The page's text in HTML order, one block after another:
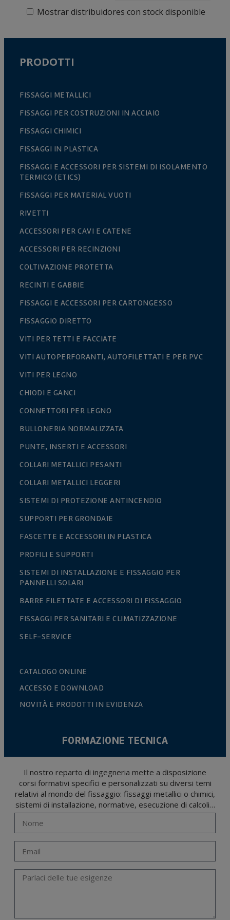
Mostrar distribuidores con stock disponible
PRODOTTI
FISSAGGI METALLICI
FISSAGGI PER COSTRUZIONI IN ACCIAIO
FISSAGGI CHIMICI
FISSAGGI IN PLASTICA
FISSAGGI E ACCESSORI PER SISTEMI DI ISOLAMENTO
TERMICO (ETICS)
FISSAGGI PER MATERIAL VUOTI
RIVETTI
ACCESSORI PER CAVI E CATENE
ACCESSORI PER RECINZIONI
COLTIVAZIONE PROTETTA
RECINTI E GABBIE
FISSAGGI E ACCESSORI PER CARTONGESSO
FISSAGGIO DIRETTO
VITI PER TETTI E FACCIATE
VITI AUTOPERFORANTI, AUTOFILETTATI E PER PVC
VITI PER LEGNO
CHIODI E GANCI
CONNETTORI PER LEGNO
BULLONERIA NORMALIZZATA
PUNTE, INSERTI E ACCESSORI
COLLARI METALLICI PESANTI
COLLARI METALLICI LEGGERI
SISTEMI DI PROTEZIONE ANTINCENDIO
SUPPORTI PER GRONDAIE
FASCETTE E ACCESSORI IN PLASTICA
PROFILI E SUPPORTI
SISTEMI DI INSTALLAZIONE E FISSAGGIO PER
PANNELLI SOLARI
BARRE FILETTATE E ACCESSORI DI FISSAGGIO
FISSAGGI PER SANITARI E CLIMATIZZAZIONE
SELF-SERVICE
CATALOGO ONLINE
ACCESSO E DOWNLOAD
NOVITÀ E PRODOTTI IN EVIDENZA
FORMAZIONE TECNICA
Il nostro reparto di ingegneria mette a disposizione
corsi formativi specifici e personalizzati su diversi temi
relativi al mondo del fissaggio: fissaggi metallici o chimici,
sistemi di installazione, normative, esecuzione di calcoli…